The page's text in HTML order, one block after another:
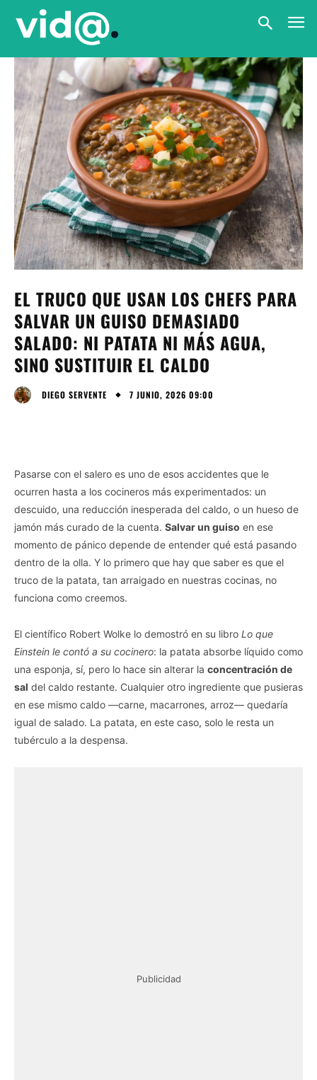
EL TRUCO QUE USAN LOS CHEFS PARA
SALVAR UN GUISO DEMASIADO
SALADO: NI PATATA NI MÁS AGUA,
SINO SUSTITUIR EL CALDO
DIEGO SERVENTE 7 JUNIO, 2026 09:00
Pasarse con el salero es uno de esos accidentes que le
ocurren hasta a los cocineros más experimentados: un
descuido, una reducción inesperada del caldo, o un hueso de
jamón más curado de la cuenta. Salvar un guiso en ese
momento de pánico depende de entender qué está pasando
dentro de la olla. Y lo primero que hay que saber es que el
truco de la patata, tan arraigado en nuestras cocinas, no
funciona como creemos.
El científico Robert Wolke lo demostró en su libro Lo que
Einstein le contó a su cocinero: la patata absorbe líquido como
una esponja, sí, pero lo hace sin alterar la concentración de
sal del caldo restante. Cualquier otro ingrediente que pusieras
en ese mismo caldo —carne, macarrones, arroz— quedaría
igual de salado. La patata, en este caso, solo le resta un
tubérculo a la despensa.
Publicidad